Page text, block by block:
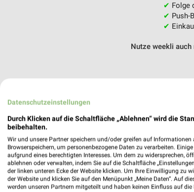
✔ Folge
✔ Push-
✔
Nutze weekli auch
Datenschutzeinstellungen
Durch Klicken auf die Schaltfläche „Ablehnen“ wird die
beibehalten.
Wir und unsere Partner speichern und/oder greifen auf Informationen
Browserspeichern, um personenbezogene Daten zu verarbeiten.
aufgrund eines berechtigten Interesses. Um dem zu widersprechen,
ablehnen oder verwalten, indem Sie auf die Schaltfläche
der linken unteren Ecke der Website klicken. Um Ihre Einwilligung zu
der Website und klicken Sie auf den Menüpunkt „Meine Daten“. Auf
werden unseren Partnern mitgeteilt und haben keinen Einfluss auf die